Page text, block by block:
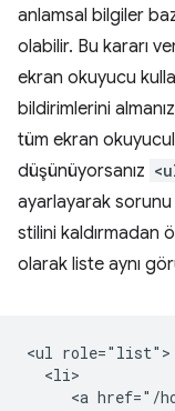
anlamsal bilgiler
olabilir. Bu kararı
ekran okuyucu
bildirimlerini
tüm ekran
düşünüyorsanız
ayarlayarak sorunu
stilini kaldırmadan
olarak liste aynı
<ul role="list">
  <li>
<a href="/